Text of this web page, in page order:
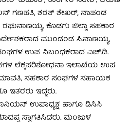
ಗಣಪತಿ, ಶರತ್ ಶೇಖರ್, ನಾಪಂಡ
ಕೊಡಗು ಜಿಲ್ಲಾ ಸಹಕಾರ
ಮುಂಡಂಡ ಸಿ.ನಾಣಯ್ಯ,
ಸಂಘಗಳ ಉಪ ನಿಬಂಧಕರಾದ ಎಚ್.ಡಿ.
ಲೆಕ್ಕಪರಿಶೋಧನಾ ಇಲಾಖೆಯ ಉಪ
ಸಹಕಾರ ಸಂಘಗಳ ಸಹಾಯಕ
ಇತರರು ಇದ್ದರು.
ಉಪಾಧ್ಯಕ್ಷ ಹಾಗೂ ಡಿಸಿಸಿ
ಸ್ವಾಗತಿಸಿದರು. ಮಂಜುಳ